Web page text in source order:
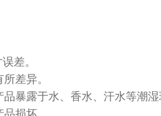
差。
差异。
暴露于水、香水、汗水等潮